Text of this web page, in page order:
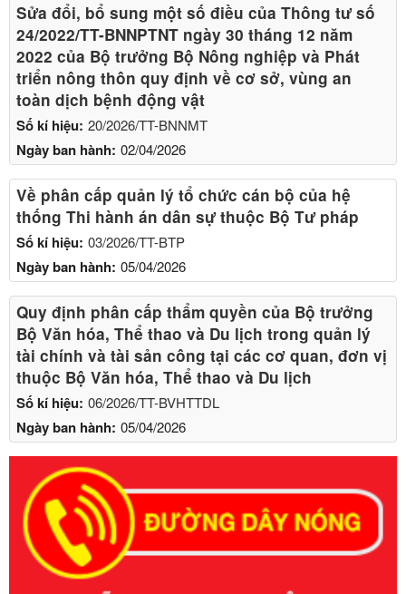
Số kí hiệu: 20/2026/TT-BNNMT
Ngày ban hành: 02/04/2026
Sửa đổi, bổ sung một số điều của Thông tư số
24/2022/TT-BNNPTNT ngày 30 tháng 12 năm
2022 của Bộ trưởng Bộ Nông nghiệp và Phát
triển nông thôn quy định về cơ sở, vùng an
toàn dịch bệnh động vật
Số kí hiệu: 03/2026/TT-BTP
Ngày ban hành: 05/04/2026
Về phân cấp quản lý tổ chức cán bộ của hệ
thống Thi hành án dân sự thuộc Bộ Tư pháp
Số kí hiệu: 06/2026/TT-BVHTTDL
Ngày ban hành: 05/04/2026
Quy định phân cấp thẩm quyền của Bộ trưởng
Bộ Văn hóa, Thể thao và Du lịch trong quản lý
tài chính và tài sản công tại các cơ quan, đơn vị
thuộc Bộ Văn hóa, Thể thao và Du lịch
Số kí hiệu: